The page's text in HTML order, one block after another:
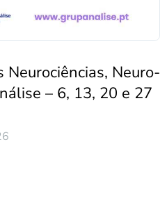
Neurociências, Neuro-
– 6, 13, 20 e 27